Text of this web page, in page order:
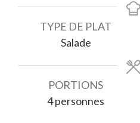
TYPE DE PLAT
Salade
PORTIONS
4personnes